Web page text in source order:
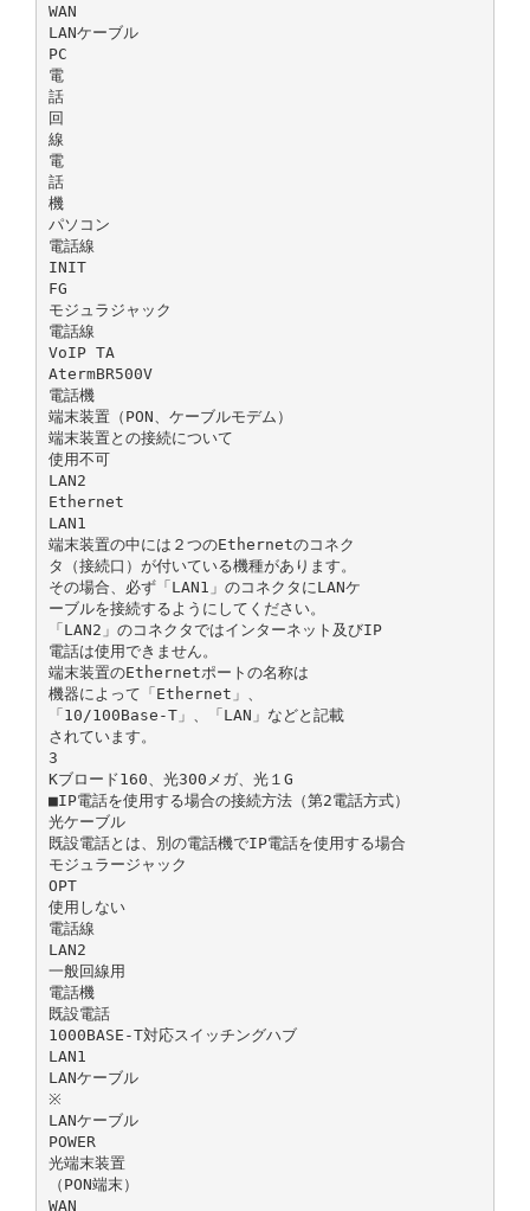
WAN
LANケーブル
PC
電
話
回
線
電
話
機
パソコン
電話線
INIT
FG
モジュラジャック
電話線
VoIP TA
AtermBR500V
電話機
端末装置（PON、ケーブルモデム）
端末装置との接続について
使用不可
LAN2
Ethernet
LAN1
端末装置の中には２つのEthernetのコネク
タ（接続口）が付いている機種があります。
その場合、必ず「LAN1」のコネクタにLANケ
ーブルを接続するようにしてください。
「LAN2」のコネクタではインターネット及びIP
電話は使用できません。
端末装置のEthernetポートの名称は
機器によって「Ethernet」、
「10/100Base-T」、「LAN」などと記載
されています。
3
Kブロード160、光300メガ、光１G
■IP電話を使用する場合の接続方法（第2電話方式）
光ケーブル
既設電話とは、別の電話機でIP電話を使用する場合
モジュラージャック
OPT
使用しない
電話線
LAN2
一般回線用
電話機
既設電話
1000BASE-T対応スイッチングハブ
LAN1
LANケーブル
※
LANケーブル
POWER
光端末装置
（PON端末）
WAN